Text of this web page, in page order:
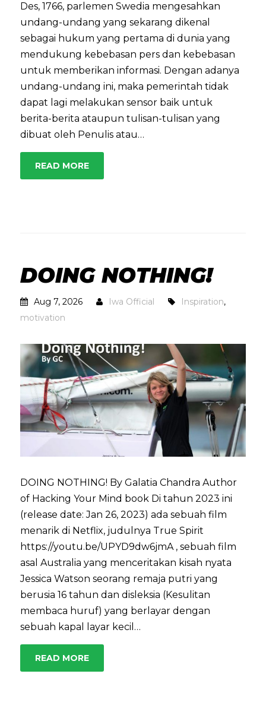
Des, 1766, parlemen Swedia mengesahkan
undang-undang yang sekarang dikenal
sebagai hukum yang pertama di dunia yang
mendukung kebebasan pers dan kebebasan
untuk memberikan informasi. Dengan adanya
undang-undang ini, maka pemerintah tidak
dapat lagi melakukan sensor baik untuk
berita-berita ataupun tulisan-tulisan yang
dibuat oleh Penulis atau…
READ MORE
DOING NOTHING!
Aug 7, 2026 Iwa Official Inspiration,
motivation
DOING NOTHING! By Galatia Chandra Author
of Hacking Your Mind book Di tahun 2023 ini
(release date: Jan 26, 2023) ada sebuah film
menarik di Netflix, judulnya True Spirit
https://youtu.be/UPYD9dw6jmA , sebuah film
asal Australia yang menceritakan kisah nyata
Jessica Watson seorang remaja putri yang
berusia 16 tahun dan disleksia (Kesulitan
membaca huruf) yang berlayar dengan
sebuah kapal layar kecil…
READ MORE